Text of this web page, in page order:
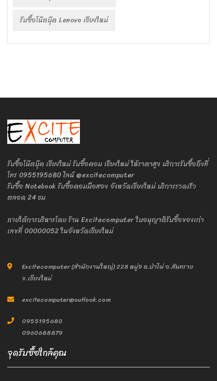
รับซื้อโน๊ตบุ๊ค Lenovo เชียงใหม่
รับซื้อโน๊ตบุ๊ค เชียงใหม่ รับซื้อคอม เชียงใหม่ ให้ราคาสูง บริการรับซื้อถึงที่
โทร 0955195680 ไลน์ @excitecomputer
รับซื้อ Notebook รับซื้อคอมมือสอง จังหวัดเชียงใหม่ บริการรวดเร็ว
ตลอด 24 ชม
ภายใต้การบริหารโดย ร้าน Excitecomputer ใบอนุญาติรับซื้อของเก่า
เลขที่ 00000052 ในจังหวัดเชียงใหม่
Excitecomputer (สำนักงานใหญ่) 228 หมู่9 ต.ป่าไผ่ อ.สันทราย
จ.เชียงใหม่
excitecomputer@outlook.com
0955195680
0960688879
จุดรับซื้อใกล้คุณ